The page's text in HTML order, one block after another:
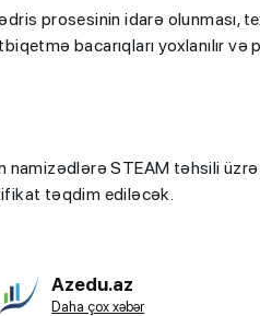
prosesinin idarə olunması,
bacarıqları yoxlanılır və
namizədlərə STEAM təhsili
təqdim ediləcək.
Azedu.az
Daha çox xəbər